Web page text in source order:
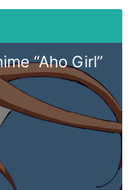
“Aho Girl”